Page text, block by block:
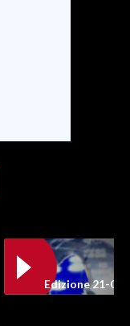
Edizione 21-05-